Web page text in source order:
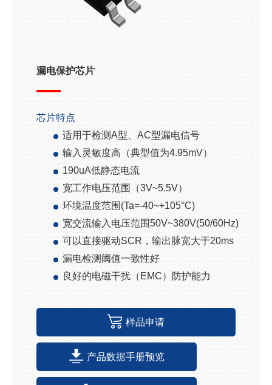
漏电保护芯片
芯片特点
适用于检测A型、 AC型漏电信号
输入灵敏度高（典型值为4.95mV）
190uA低静态电流
宽工作电压范围（3V~5.5V）
环境温度范围 (Ta=-40~+105°C)
宽交流输入电压范围50V~380V(50/60Hz)
可以直接驱动SCR ，输出脉宽大于20ms
漏电检测阈值一致性好
良好的电磁干扰（ EMC）防护能力
样品申请
产品数据手册预览